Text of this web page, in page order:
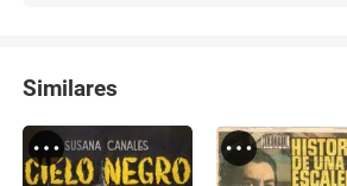
Similares